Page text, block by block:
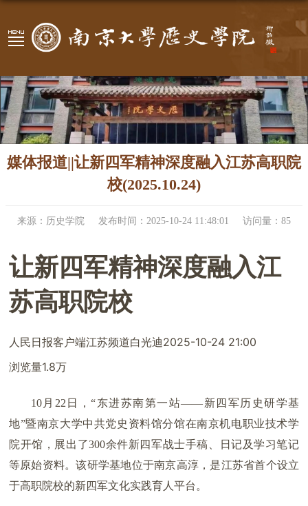
媒体报道||让新四军精神深度融入江苏高职院
校(2025.10.24)
来源：历史学院 发布时间：2025-10-24 11:48:01 访问量： 85
让新四军精神深度融入江
苏高职院校
人民日报客户端江苏频道白光迪2025-10-24 21:00
浏览量1.8万
10月22日，“东进苏南第一站——新四军历史研学基
地”暨南京大学中共党史资料馆分馆在南京机电职业技术学
院开馆，展出了300余件新四军战士手稿、日记及学习笔记
等原始资料。该研学基地位于南京高淳，是江苏省首个设立
于高职院校的新四军文化实践育人平台。